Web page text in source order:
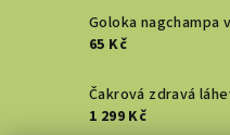
Goloka nagchampa
65 Kč
Čakrová zdravá
1 299 Kč